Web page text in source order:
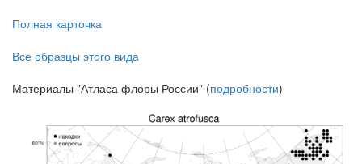
Полная карточка
Все образцы этого вида
Материалы "Атласа флоры России" (подробности)